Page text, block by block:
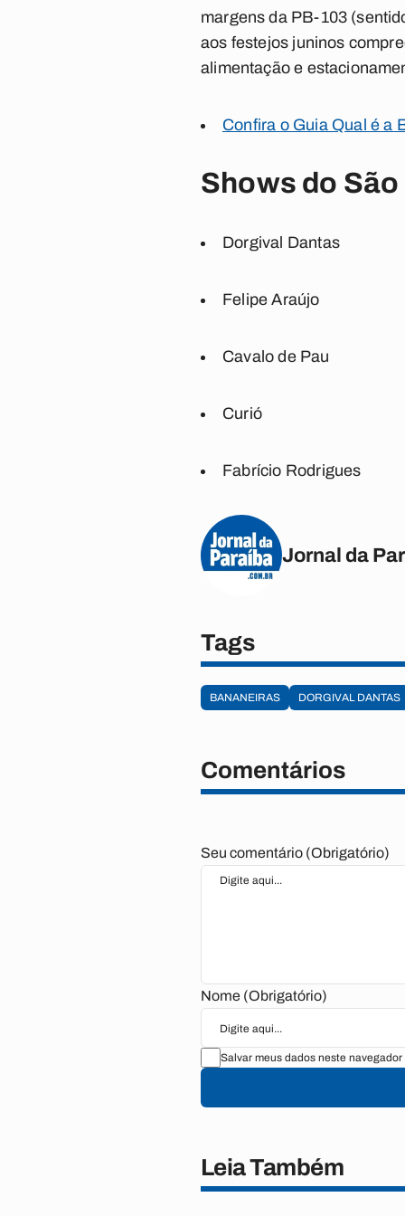
margens da PB-103
aos festejos juninos
alimentação e
Confira o Guia Qual é a
Shows do
Dorgival Dantas
Felipe Araújo
Cavalo de Pau
Curió
Fabrício Rodrigues
Jornal da
Tags
BANANEIRAS DORGIVAL DANTAS
Comentários
Seu comentário (Obrigatório)
Nome (Obrigatório)
Salvar meus dados neste
Leia Também